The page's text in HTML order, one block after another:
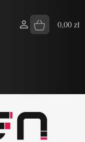
0,00 zł
